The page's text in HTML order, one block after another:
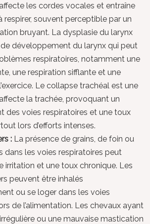
les cordes vocales et entraîne
respirer, souvent perceptible par un
bruyant. La dysplasie du larynx
développement du larynx qui peut
respiratoires, notamment une
une respiration sifflante et une
Le collapse trachéal est une
la trachée, provoquant un
des voies respiratoires et une toux
lors d’efforts intenses.
: La présence de grains, de foin ou
dans les voies respiratoires peut
irritation et une toux chronique. Les
peuvent être inhalés
ou se loger dans les voies
de l’alimentation. Les chevaux ayant
ou une mauvaise mastication